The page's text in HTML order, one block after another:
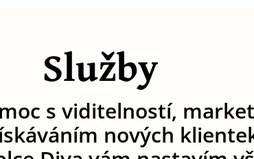
Služby
s viditelností,
nových